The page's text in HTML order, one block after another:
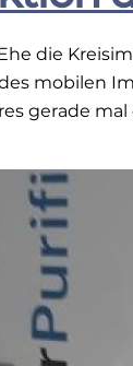
die
mobilen
gerade